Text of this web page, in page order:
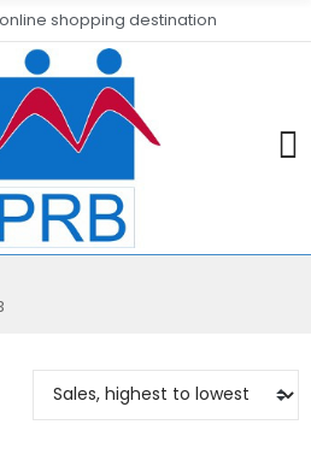
shopping destination